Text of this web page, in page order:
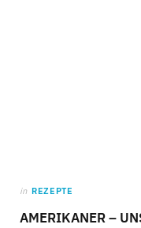
in REZEPTE
AMERIKANER –